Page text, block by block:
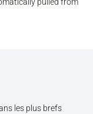
pulled from
les plus brefs